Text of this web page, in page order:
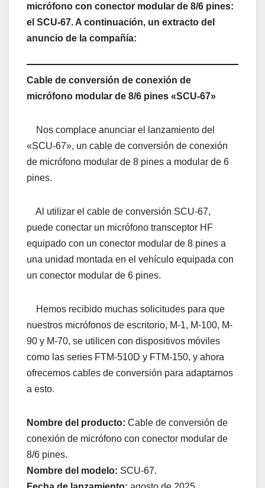
micrófono con conector modular de 8/6 pines:
el SCU-67. A continuación, un extracto del
anuncio de la compañía:
Cable de conversión de conexión de
micrófono modular de 8/6 pines «SCU-67»
Nos complace anunciar el lanzamiento del
«SCU-67», un cable de conversión de conexión
de micrófono modular de 8 pines a modular de 6
pines.
Al utilizar el cable de conversión SCU-67,
puede conectar un micrófono transceptor HF
equipado con un conector modular de 8 pines a
una unidad montada en el vehículo equipada con
un conector modular de 6 pines.
Hemos recibido muchas solicitudes para que
nuestros micrófonos de escritorio, M-1, M-100, M-
90 y M-70, se utilicen con dispositivos móviles
como las series FTM-510D y FTM-150, y ahora
ofrecemos cables de conversión para adaptarnos
a esto.
Nombre del producto: Cable de conversión de
conexión de micrófono con conector modular de
8/6 pines.
Nombre del modelo: SCU-67.